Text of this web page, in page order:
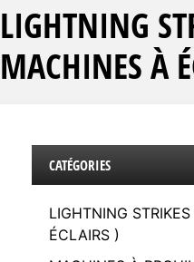
LIGHTNING
MACHINES À
CATÉGORIES
LIGHTNING
ÉCLAIRS )